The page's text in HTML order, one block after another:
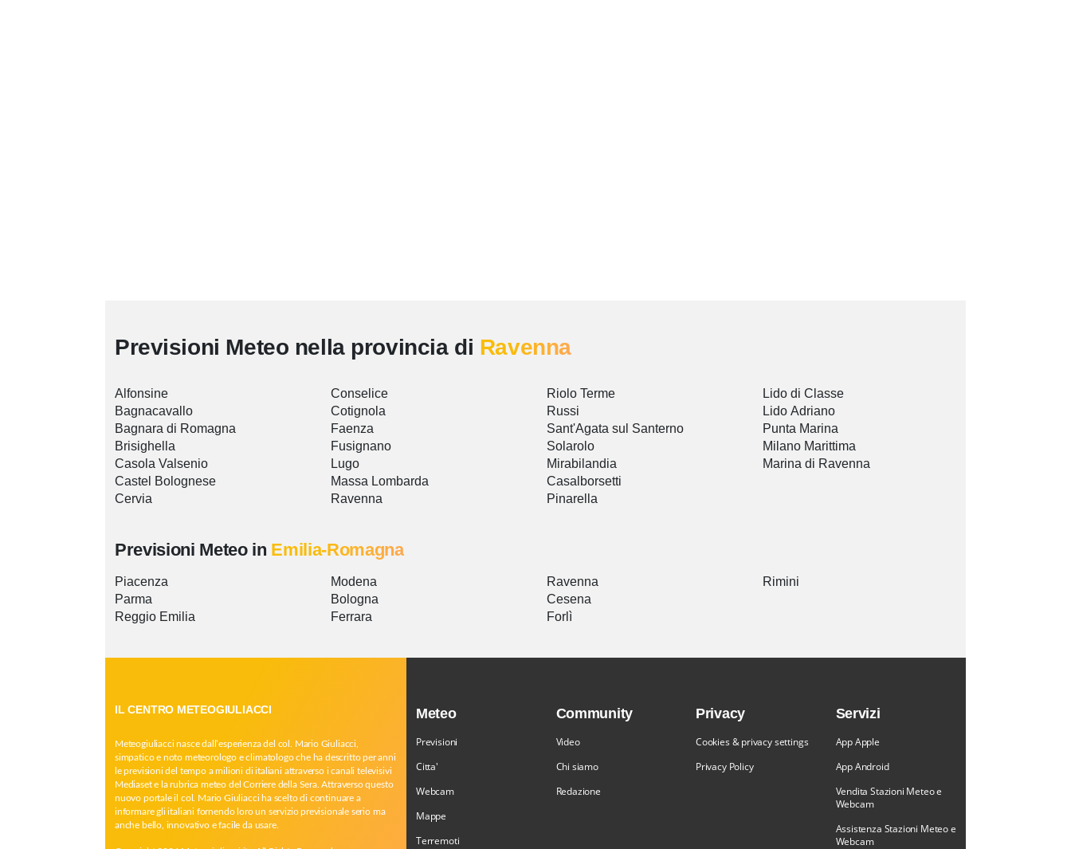
Previsioni Meteo nella provincia di Ravenna
Alfonsine
Bagnacavallo
Bagnara di Romagna
Brisighella
Casola Valsenio
Castel Bolognese
Cervia
Conselice
Cotignola
Faenza
Fusignano
Lugo
Massa Lombarda
Ravenna
Riolo Terme
Russi
Sant'Agata sul Santerno
Solarolo
Mirabilandia
Casalborsetti
Pinarella
Lido di Classe
Lido Adriano
Punta Marina
Milano Marittima
Marina di Ravenna
Previsioni Meteo in Emilia-Romagna
Piacenza
Parma
Reggio Emilia
Modena
Bologna
Ferrara
Ravenna
Cesena
Forlì
Rimini
IL CENTRO METEOGIULIACCI
Meteogiuliacci nasce dall’esperienza del col. Mario Giuliacci,
simpatico e noto meteorologo e climatologo che ha descritto per anni
le previsioni del tempo a milioni di italiani attraverso i canali televisivi
Mediaset e la rubrica meteo del Corriere della Sera. Attraverso questo
nuovo portale il col. Mario Giuliacci ha scelto di continuare a
informare gli italiani fornendo loro un servizio previsionale serio ma
anche bello, innovativo e facile da usare.
Meteo
Previsioni
Citta'
Webcam
Mappe
Terremoti
Community
Video
Chi siamo
Redazione
Privacy
Cookies & privacy settings
Privacy Policy
Servizi
App Apple
App Android
Vendita Stazioni Meteo e
Webcam
Assistenza Stazioni Meteo e
Webcam